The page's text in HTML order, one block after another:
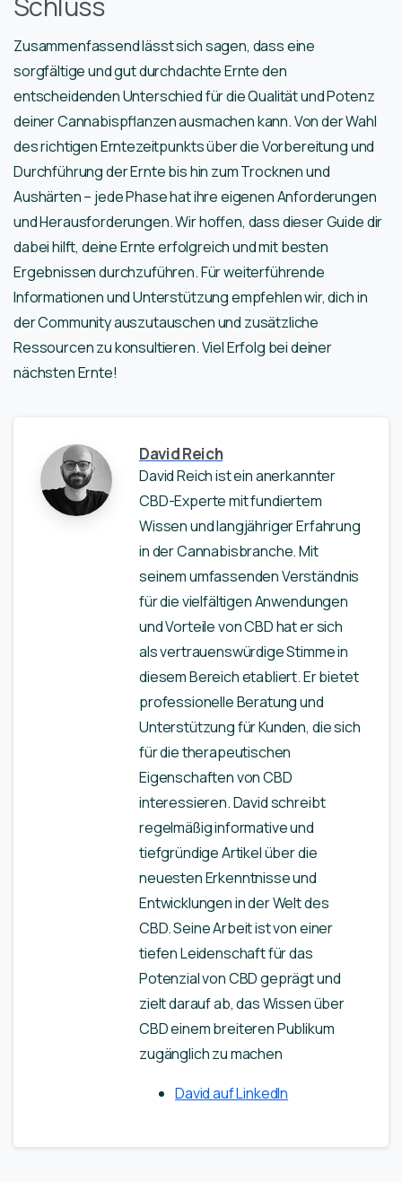
Zusammenfassend lässt sich sagen, dass eine
sorgfältige und gut durchdachte Ernte den
entscheidenden Unterschied für die Qualität und Potenz
deiner Cannabispflanzen ausmachen kann. Von der Wahl
des richtigen Erntezeitpunkts über die Vorbereitung und
Durchführung der Ernte bis hin zum Trocknen und
Aushärten – jede Phase hat ihre eigenen Anforderungen
und Herausforderungen. Wir hoffen, dass dieser Guide dir
dabei hilft, deine Ernte erfolgreich und mit besten
Ergebnissen durchzuführen. Für weiterführende
Informationen und Unterstützung empfehlen wir, dich in
der Community auszutauschen und zusätzliche
Ressourcen zu konsultieren. Viel Erfolg bei deiner
nächsten Ernte!
David Reich
David Reich ist ein anerkannter
CBD-Experte mit fundiertem
Wissen und langjähriger Erfahrung
in der Cannabisbranche. Mit
seinem umfassenden Verständnis
für die vielfältigen Anwendungen
und Vorteile von CBD hat er sich
als vertrauenswürdige Stimme in
diesem Bereich etabliert. Er bietet
professionelle Beratung und
Unterstützung für Kunden, die sich
für die therapeutischen
Eigenschaften von CBD
interessieren. David schreibt
regelmäßig informative und
tiefgründige Artikel über die
neuesten Erkenntnisse und
Entwicklungen in der Welt des
CBD. Seine Arbeit ist von einer
tiefen Leidenschaft für das
Potenzial von CBD geprägt und
zielt darauf ab, das Wissen über
CBD einem breiteren Publikum
zugänglich zu machen
David auf LinkedIn